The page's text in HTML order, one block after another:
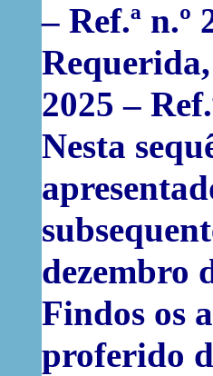
– Ref.ª n.º
2025 –
Nesta
dezembro
Findos os
proferido